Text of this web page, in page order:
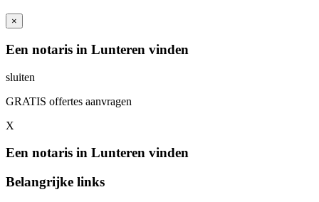
×
Een notaris in Lunteren vinden
sluiten
GRATIS offertes aanvragen
X
Een notaris in Lunteren vinden
Belangrijke links